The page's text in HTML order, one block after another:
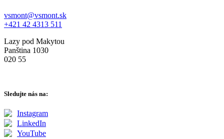
vsmont@vsmont.sk
+421 42 4313 511
Lazy pod Makytou
Panština 1030
020 55
Sledujte nás na:
Instagram
LinkedIn
YouTube